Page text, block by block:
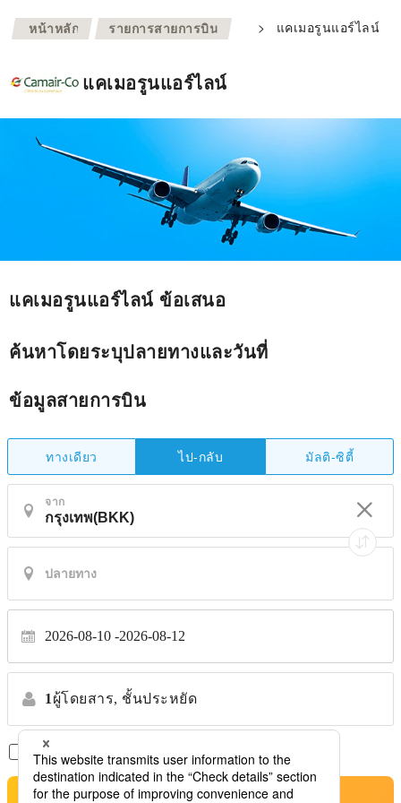
หน้าหลัก >
รายการสายการบิน > แคเมอรูนแอร์ไลน์
แคเมอรูนแอร์ไลน์
แคเมอรูนแอร์ไลน์ ข้อเสนอ
ค้นหาโดยระบุปลายทางและวันที่
ข้อมูลสายการบิน
ทางเดียว ไป-กลับ มัลติ-ซิตี้
จาก
2026-08-10 2026-08-12
1 ผู้โดยสาร, ชั้นประหยัด
เที่ยวบินตรงเท่านั้น *ไม่รับการโอนย้าย
ค้นหาตั๋วเครื่องบินที่ดีที่สุด